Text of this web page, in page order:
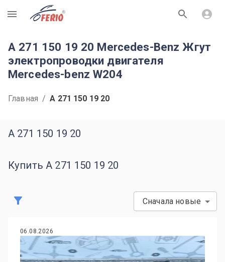
R
A 271 150 19 20 Mercedes-Benz Жгут
электропроводки двигателя
Mercedes-benz W204
Главная / A 271 150 19 20
A 271 150 19 20
Купить A 271 150 19 20
Сначала новые
06.08.2026